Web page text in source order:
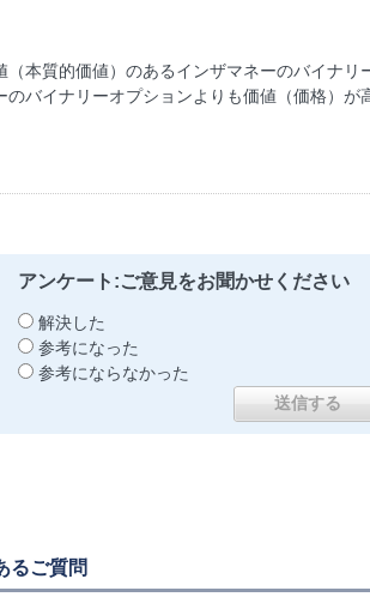
（本質的価値）のあるインザマネーのバイナ
のバイナリーオプションよりも価値（価格）が
アンケート:ご意見をお聞かせください
解決した
参考になった
参考にならなかった
るご質問